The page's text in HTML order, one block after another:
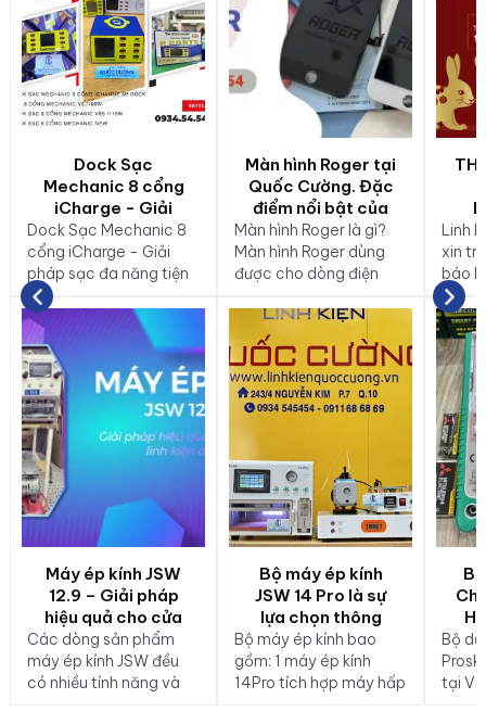
Dock Sạc
Mechanic 8 cổng
iCharge - Giải
pháp sạc đa năng
tiện lợi
Dock Sạc Mechanic 8
cổng iCharge - Giải
pháp sạc đa năng tiện
lợi
Máy ép kính JSW
12.9 – Giải pháp
hiệu quả cho cửa
hàng linh kiện di
động
Các dòng sản phẩm
máy ép kính JSW đều
có nhiều tính năng và
Màn hình Roger tại
Quốc Cường. Đặc
điểm nổi bật của
màn hình Roger là
gì?
Màn hình Roger là gì?
Màn hình Roger dùng
được cho dòng điện
dùng màn hình Roger…
là các câu hỏi mà nhiều
người dùng thắc mắc.
Bộ máy ép kính
JSW 14 Pro là sự
lựa chọn thông
minh
Bộ máy ép kính bao
gồm: 1 máy ép kính
14Pro tích hợp máy hấp
Linh
xin
báo
2023.
Bộ
tại